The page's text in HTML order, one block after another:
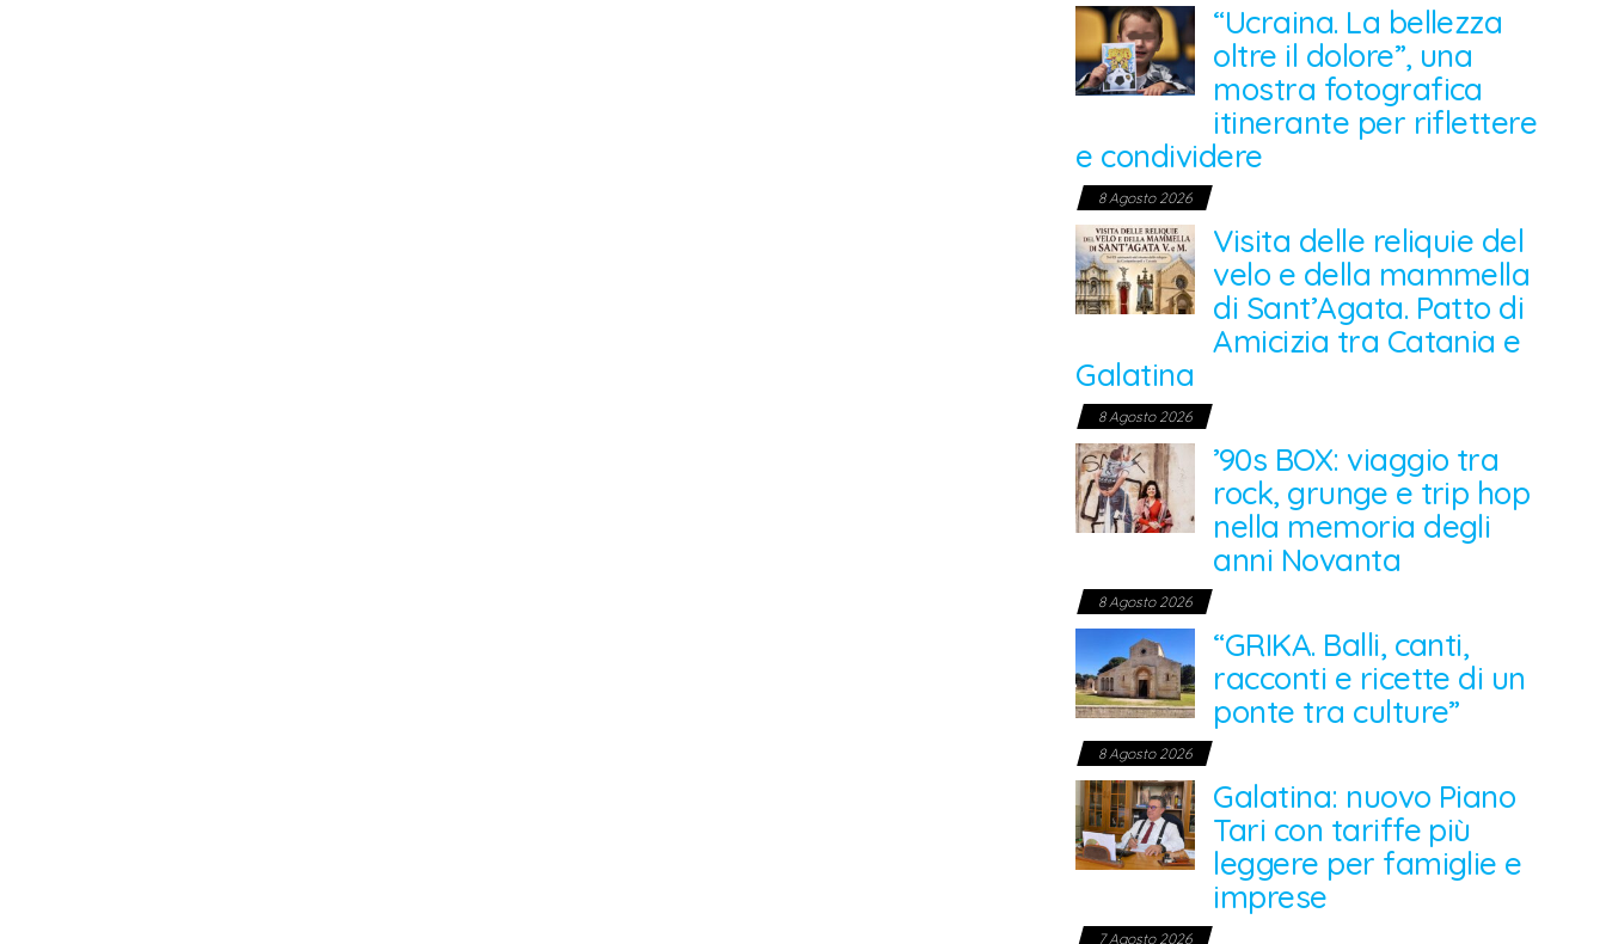
“Ucraina. La bellezza
oltre il dolore”, una
mostra fotografica
itinerante per riflettere
e condividere
8 Agosto 2026
Visita delle reliquie del
velo e della mammella
di Sant’Agata. Patto di
Amicizia tra Catania e
Galatina
8 Agosto 2026
’90s BOX: viaggio tra
rock, grunge e trip hop
nella memoria degli
anni Novanta
8 Agosto 2026
“GRIKA. Balli, canti,
racconti e ricette di un
ponte tra culture”
8 Agosto 2026
Galatina: nuovo Piano
Tari con tariffe più
leggere per famiglie e
imprese
7 Agosto 2026